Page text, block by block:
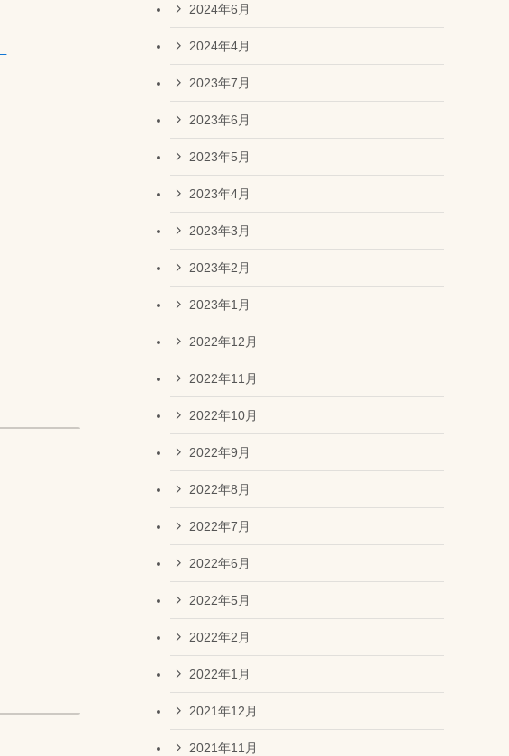
2024年6月
2024年4月
2023年7月
2023年6月
2023年5月
2023年4月
2023年3月
2023年2月
2023年1月
2022年12月
2022年11月
2022年10月
2022年9月
2022年8月
2022年7月
2022年6月
2022年5月
2022年2月
2022年1月
2021年12月
2021年11月